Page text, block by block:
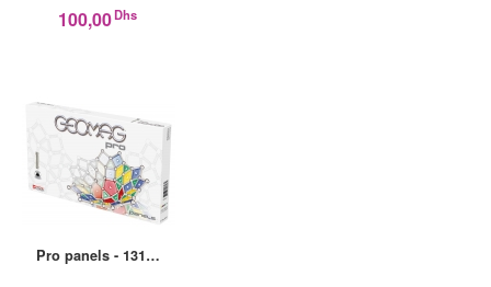
100,00Dhs
Pro panels - 131…